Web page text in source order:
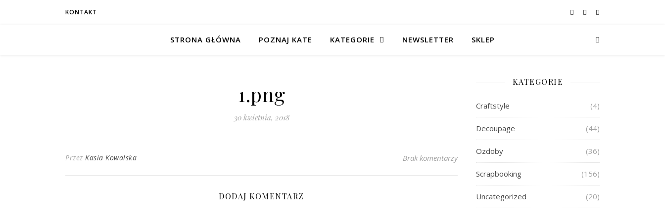
KONTAKT
STRONA GŁÓWNA POZNAJ KATE KATEGORIE NEWSLETTER SKLEP
1.png
30 kwietnia, 2018
Przez Kasia Kowalska Brak komentarzy
DODAJ KOMENTARZ
KATEGORIE
Craftstyle (4)
Decoupage (44)
Ozdoby (36)
Scrapbooking (156)
Uncategorized (20)